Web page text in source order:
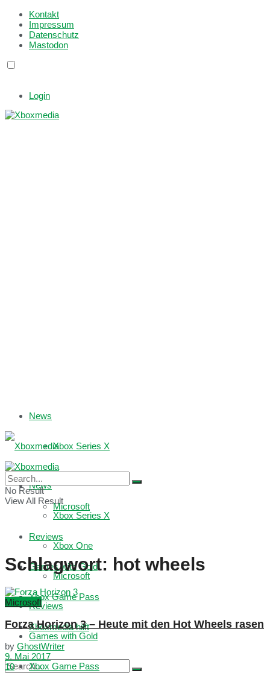
Kontakt
Impressum
Datenschutz
Mastodon
Login
News
Xbox Series X
Microsoft
Reviews
Games with Gold
Xbox Game Pass
Xboxmedia hilft
News
Xbox Series X
Xbox One
Microsoft
Reviews
Games with Gold
Xbox Game Pass
No Result
View All Result
Schlagwort: hot wheels
Microsoft
Forza Horizon 3 – Heute mit den Hot Wheels rasen
by GhostWriter
9. Mai 2017
10